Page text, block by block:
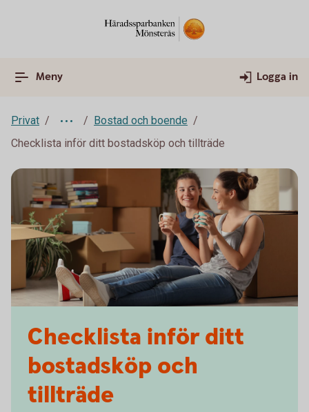
Meny Logga in
Privat
Bostad och boende
Checklista inför ditt bostadsköp och tillträde
Checklista inför ditt
bostadsköp och
tillträde